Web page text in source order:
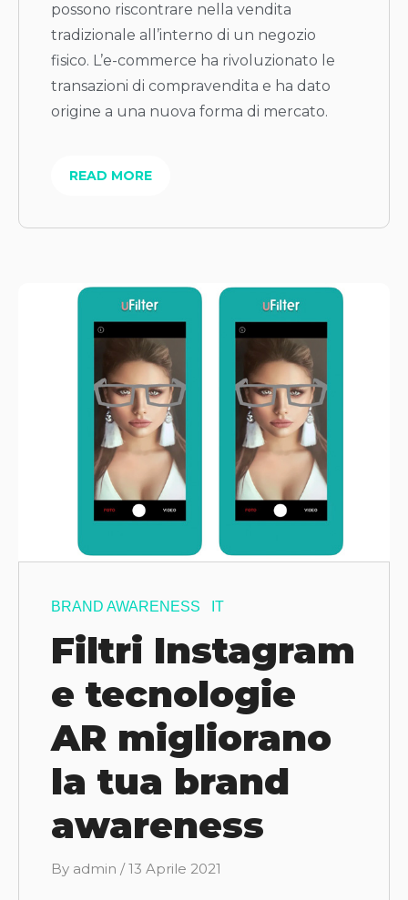
possono riscontrare nella vendita
tradizionale all’interno di un negozio
fisico. L’e-commerce ha rivoluzionato le
transazioni di compravendita e ha dato
origine a una nuova forma di mercato.
READ MORE
BRAND AWARENESS IT
Filtri Instagram
e tecnologie
AR migliorano
la tua brand
awareness
B
By admin /13 Aprile 2021